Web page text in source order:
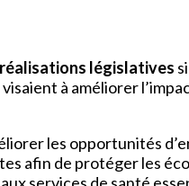
réalisations législatives
à améliorer
les opportunités
afin de protéger les